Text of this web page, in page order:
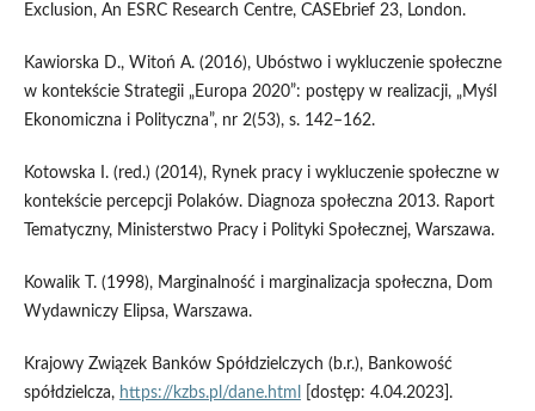
Exclusion, An ESRC Research Centre, CASEbrief 23, London.
Kawiorska D., Witoń A. (2016), Ubóstwo i wykluczenie społeczne
w kontekście Strategii „Europa 2020”: postępy w realizacji, „Myśl
Ekonomiczna i Polityczna”, nr 2(53), s. 142–162.
Kotowska I. (red.) (2014), Rynek pracy i wykluczenie społeczne w
kontekście percepcji Polaków. Diagnoza społeczna 2013. Raport
Tematyczny, Ministerstwo Pracy i Polityki Społecznej, Warszawa.
Kowalik T. (1998), Marginalność i marginalizacja społeczna, Dom
Wydawniczy Elipsa, Warszawa.
Krajowy Związek Banków Spółdzielczych (b.r.), Bankowość
spółdzielcza, https://kzbs.pl/dane.html [dostęp: 4.04.2023].